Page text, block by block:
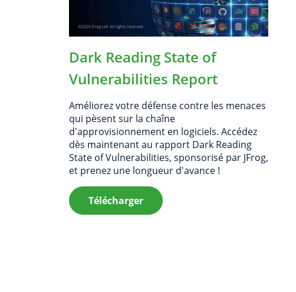
Dark Reading State of
Vulnerabilities Report
Améliorez votre défense contre les menaces
qui pèsent sur la chaîne
d'approvisionnement en logiciels. Accédez
dès maintenant au rapport Dark Reading
State of Vulnerabilities, sponsorisé par JFrog,
et prenez une longueur d'avance !
Télécharger